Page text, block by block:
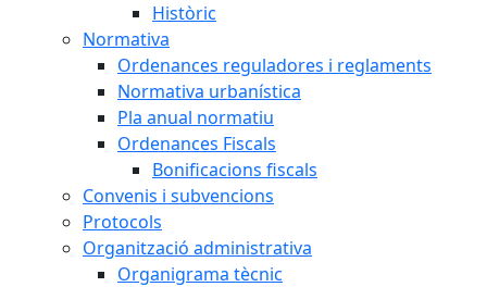
Històric
Normativa
Ordenances reguladores i reglaments
Normativa urbanística
Pla anual normatiu
Ordenances Fiscals
Bonificacions fiscals
Convenis i subvencions
Protocols
Organització administrativa
Organigrama tècnic